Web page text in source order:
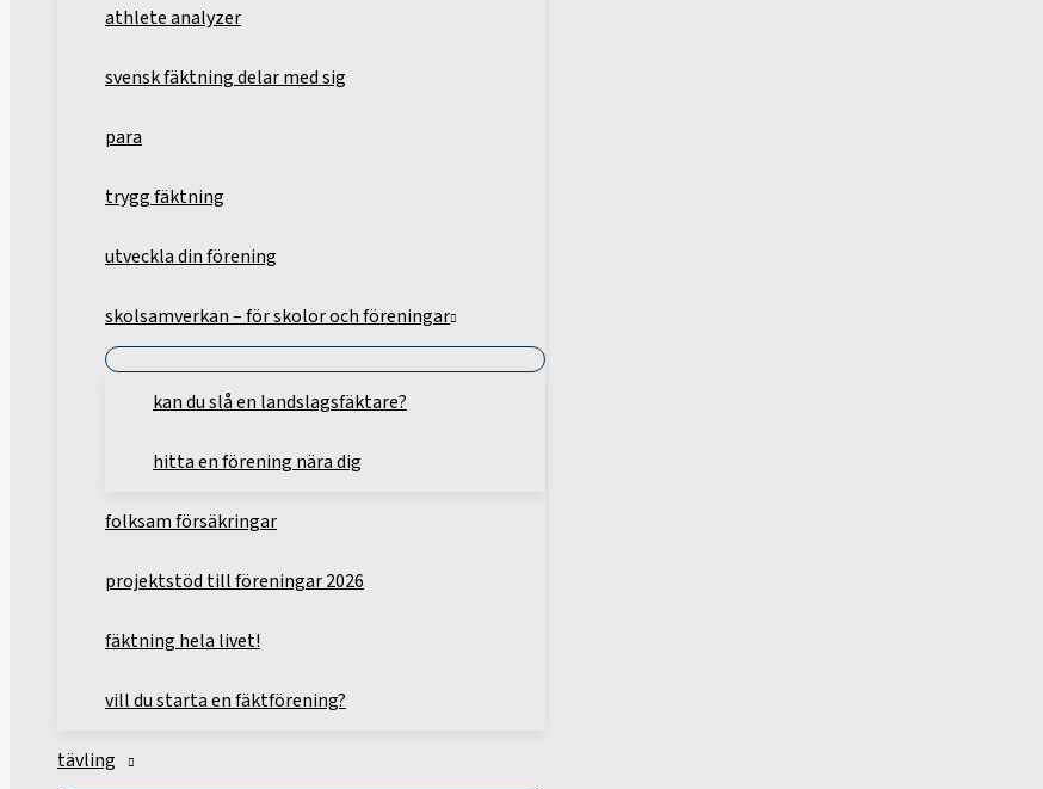
athlete analyzer
svensk fäktning delar med sig
para
trygg fäktning
utveckla din förening
skolsamverkan – för skolor och föreningar
kan du slå en landslagsfäktare?
hitta en förening nära dig
folksam försäkringar
projektstöd till föreningar 2026
fäktning hela livet!
vill du starta en fäktförening?
tävling